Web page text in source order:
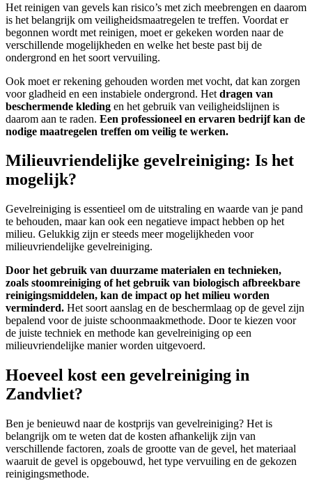
Het reinigen van gevels kan risico’s met zich meebrengen en daarom
is het belangrijk om veiligheidsmaatregelen te treffen. Voordat er
begonnen wordt met reinigen, moet er gekeken worden naar de
verschillende mogelijkheden en welke het beste past bij de
ondergrond en het soort vervuiling.
Ook moet er rekening gehouden worden met vocht, dat kan zorgen
voor gladheid en een instabiele ondergrond. Het dragen van
beschermende kleding en het gebruik van veiligheidslijnen is
daarom aan te raden. Een professioneel en ervaren bedrijf kan de
nodige maatregelen treffen om veilig te werken.
Milieuvriendelijke gevelreiniging: Is het
mogelijk?
Gevelreiniging is essentieel om de uitstraling en waarde van je pand
te behouden, maar kan ook een negatieve impact hebben op het
milieu. Gelukkig zijn er steeds meer mogelijkheden voor
milieuvriendelijke gevelreiniging.
Door het gebruik van duurzame materialen en technieken,
zoals stoomreiniging of het gebruik van biologisch afbreekbare
reinigingsmiddelen, kan de impact op het milieu worden
verminderd. Het soort aanslag en de beschermlaag op de gevel zijn
bepalend voor de juiste schoonmaakmethode. Door te kiezen voor
de juiste techniek en methode kan gevelreiniging op een
milieuvriendelijke manier worden uitgevoerd.
Hoeveel kost een gevelreiniging in
Zandvliet?
Ben je benieuwd naar de kostprijs van gevelreiniging? Het is
belangrijk om te weten dat de kosten afhankelijk zijn van
verschillende factoren, zoals de grootte van de gevel, het materiaal
waaruit de gevel is opgebouwd, het type vervuiling en de gekozen
reinigingsmethode.